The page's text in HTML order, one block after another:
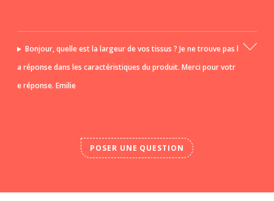
Bonjour, quelle est la largeur de vos tissus ? Je ne trouve pas l
a réponse dans les caractéristiques du produit. Merci pour votr
e réponse. Emilie
POSER UNE QUESTION